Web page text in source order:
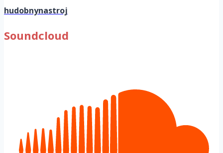
hudobnynastroj
Soundcloud